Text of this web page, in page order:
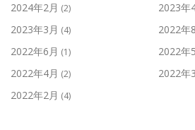
2024年2月 (2) 2023年
2023年3月 (4) 2022年
2022年6月 (1) 2022年
2022年4月 (2) 2022年
2022年2月 (4)